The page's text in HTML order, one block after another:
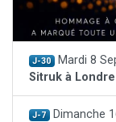
J-30 Mardi 8
Sitruk à
J-7 Dimanche